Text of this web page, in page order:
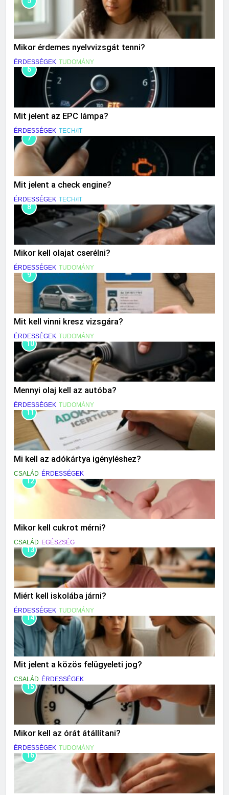
Mikor érdemes nyelvvizsgát tenni?
ÉRDESSÉGEK TUDOMÁNY
6
Mit jelent az EPC lámpa?
ÉRDESSÉGEK TECH/IT
7
Mit jelent a check engine?
ÉRDESSÉGEK TECH/IT
8
Mikor kell olajat cserélni?
ÉRDESSÉGEK TUDOMÁNY
9
Mit kell vinni kresz vizsgára?
ÉRDESSÉGEK TUDOMÁNY
10
Mennyi olaj kell az autóba?
ÉRDESSÉGEK TUDOMÁNY
11
Mi kell az adókártya igényléshez?
CSALÁD ÉRDESSÉGEK
12
Mikor kell cukrot mérni?
CSALÁD EGÉSZSÉG
13
Miért kell iskolába járni?
ÉRDESSÉGEK TUDOMÁNY
14
Mit jelent a közös felügyeleti jog?
CSALÁD ÉRDESSÉGEK
15
Mikor kell az órát átállítani?
ÉRDESSÉGEK TUDOMÁNY
16